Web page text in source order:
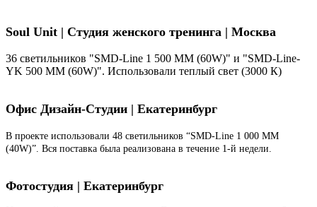
Soul Unit | Студия женского тренинга | Москва
36 светильников "SMD-Line 1 500 ММ (60W)" и "SMD-Line-
YK 500 ММ (60W)". Использовали теплый свет (3000 К)
Офис Дизайн-Студии | Екатеринбург
В проекте использовали 48 светильников “SMD-Line 1 000 ММ
(40W)”. Вся поставка была реализована в течение 1-й недели.
Фотостудия | Екатеринбург